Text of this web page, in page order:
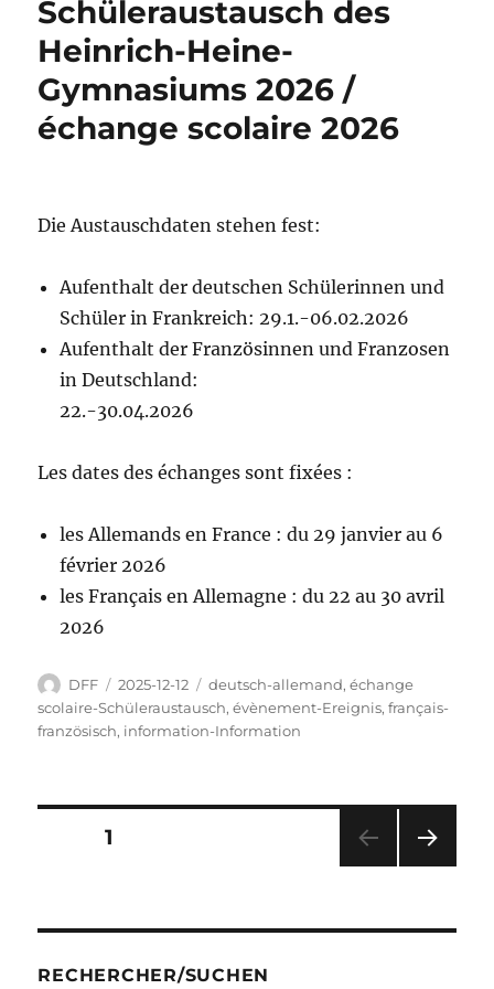
Schüleraustausch des
Heinrich-Heine-
Gymnasiums 2026 /
échange scolaire 2026
Die Austauschdaten stehen fest:
Aufenthalt der deutschen Schülerinnen und
Schüler in Frankreich: 29.1.-06.02.2026
Aufenthalt der Französinnen und Franzosen
in Deutschland:
22.-30.04.2026
Les dates des échanges sont fixées :
les Allemands en France : du 29 janvier au 6
février 2026
les Français en Allemagne : du 22 au 30 avril
2026
Autor
DFF
Veröffentlicht
am
2025-12-12 Kategorien
deutsch-allemand,échange
scolaire-Schüleraustausch,évènement-Ereignis,français-
französisch, information-Information
Seitennummerierung
Beiträge
SEITE1
E
RECHERCHER/SUCHEN